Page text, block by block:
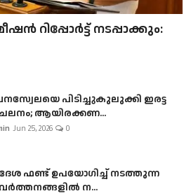
റിപ്പോർട്ട് നടപ്പാക്കും:
പിടിച്ചുകുലുക്കി ഇരട്ട
ആയിരക്കണ...
Jun 25, 2026 0
ഫണ്ട് ഉപയോഗിച്ച് നടത്തുന്ന
ന...